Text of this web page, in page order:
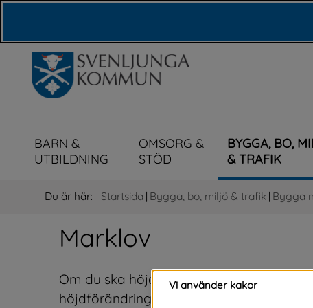
BARN &
UTBILDNING
OMSORG &
STÖD
BYGGA, BO,
& TRAFIK
Du är här: Startsida | Bygga, bo, miljö & trafik | Bygga
Marklov
Om du ska höja eller sänka marken
höjdförändringen är mer än 0,5 meter,
Vi använder kakor